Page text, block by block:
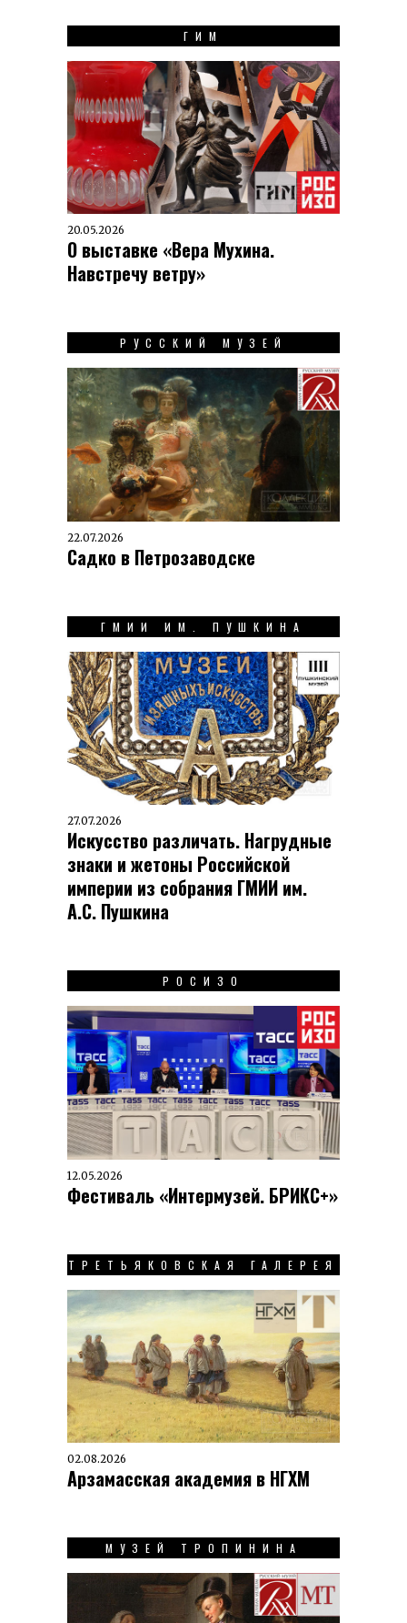
ГИМ
20.05.2026
О выставке «Вера Мухина.
Навстречу ветру»
РУССКИЙ МУЗЕЙ
22.07.2026
Садко в Петрозаводске
ГМИИ ИМ. ПУШКИНА
27.07.2026
Искусство различать. Нагрудные
знаки и жетоны Российской
империи из собрания ГМИИ им.
А.С. Пушкина
РОСИЗО
12.05.2026
Фестиваль «Интермузей. БРИКС+»
ТРЕТЬЯКОВСКАЯ ГАЛЕРЕЯ
02.08.2026
Арзамасская академия в НГХМ
МУЗЕЙ ТРОПИНИНА